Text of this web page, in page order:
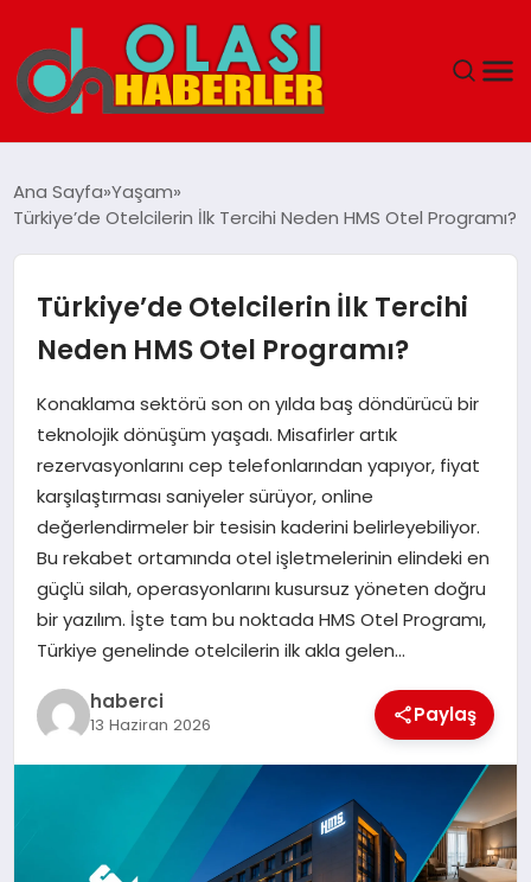
SPOR
DÜNYA
SAĞLIK
Ana Sayfa Yaşam
Türkiye’de Otelcilerin İlk Tercihi Neden HMS Otel Programı?
Türkiye’de Otelcilerin İlk Tercihi
Neden HMS Otel Programı?
Konaklama sektörü son on yılda baş döndürücü bir
teknolojik dönüşüm yaşadı. Misafirler artık
rezervasyonlarını cep telefonlarından yapıyor, fiyat
karşılaştırması saniyeler sürüyor, online
değerlendirmeler bir tesisin kaderini belirleyebiliyor.
Bu rekabet ortamında otel işletmelerinin elindeki en
güçlü silah, operasyonlarını kusursuz yöneten doğru
bir yazılım. İşte tam bu noktada HMS Otel Programı,
Türkiye genelinde otelcilerin ilk akla gelen…
haberci
13 Haziran 2026 Paylaş